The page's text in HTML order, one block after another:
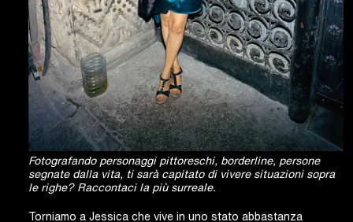
Fotografando personaggi pittoreschi, borderline, persone
segnate dalla vita, ti sarà capitato di vivere situazioni sopra
le righe? Raccontaci la più surreale.
Torniamo a Jessica che vive in uno stato abbastanza